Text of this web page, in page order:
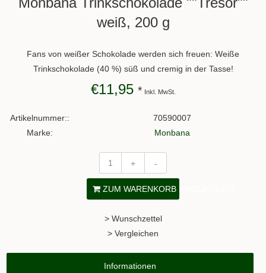
weiß, 200 g
Fans von weißer Schokolade werden sich freuen: Weiße
Trinkschokolade (40 %) süß und cremig in der Tasse!
€11,95 * Inkl. MwSt.
Artikelnummer::
70590007
Marke:
Monbana
+ -
ZUM WARENKORB HINZUFÜGEN
> Wunschzettel
> Vergleichen
Informationen